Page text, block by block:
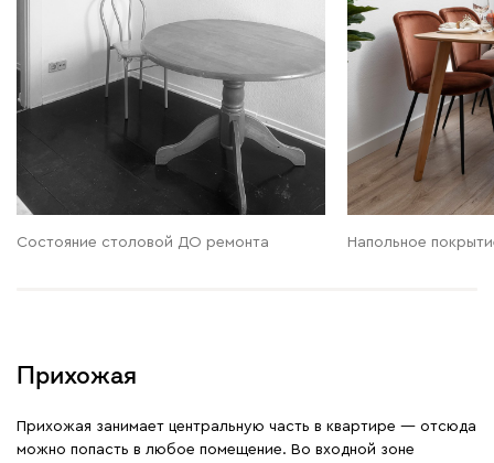
Состояние столовой ДО ремонта Напольное
Прихожая
Прихожая занимает центральную часть в квартире — отсюда
можно попасть в любое помещение. Во входной зоне